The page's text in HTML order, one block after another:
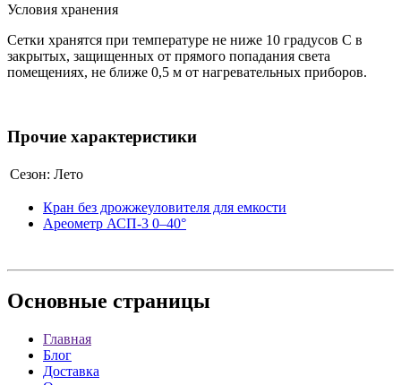
Условия хранения
Сетки хранятся при температуре не ниже 10 градусов С в
закрытых, защищенных от прямого попадания света
помещениях, не ближе 0,5 м от нагревательных приборов.
Прочие характеристики
Сезон: Лето
Кран без дрожжеуловителя для емкости
Ареометр АСП-3 0–40°
Основные страницы
Главная
Блог
Доставка